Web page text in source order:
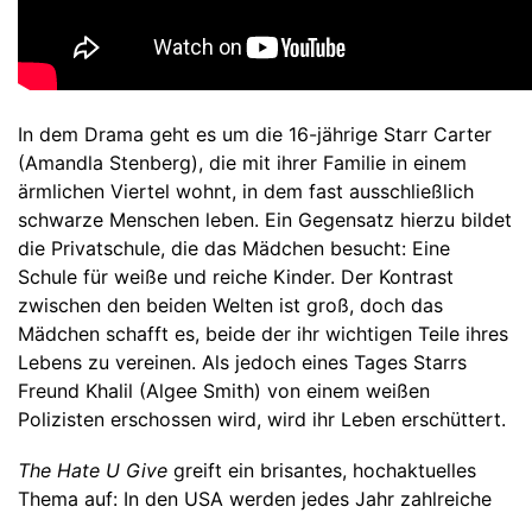
In dem Drama geht es um die 16-jährige Starr Carter
(Amandla Stenberg), die mit ihrer Familie in einem
ärmlichen Viertel wohnt, in dem fast ausschließlich
schwarze Menschen leben. Ein Gegensatz hierzu bildet
die Privatschule, die das Mädchen besucht: Eine
Schule für weiße und reiche Kinder. Der Kontrast
zwischen den beiden Welten ist groß, doch das
Mädchen schafft es, beide der ihr wichtigen Teile ihres
Lebens zu vereinen. Als jedoch eines Tages Starrs
Freund Khalil (Algee Smith) von einem weißen
Polizisten erschossen wird, wird ihr Leben erschüttert.
The Hate U Give greift ein brisantes, hochaktuelles
Thema auf: In den USA werden jedes Jahr zahlreiche